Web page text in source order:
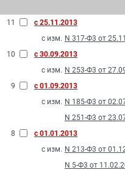
11
с 25.11.2013
с изм. N 317-Ф3 от
10
с 30.09.2013
с изм. N 253-Ф3 от
9
с 01.09.2013
с изм. N 185-Ф3 от
N 251-Ф3 от
8
с 01.01.2013
с изм. N 213-Ф3 от
N 5-Ф3 от